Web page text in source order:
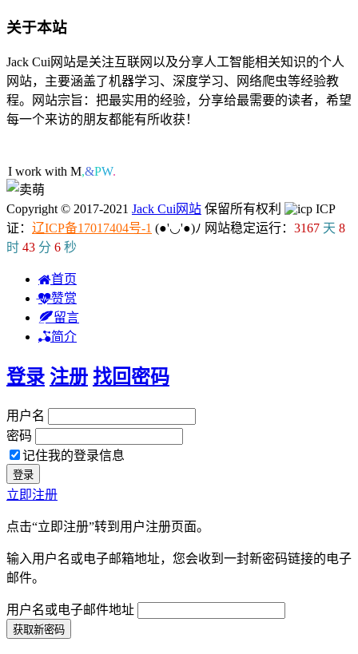
关于本站
Jack Cui网站是关注互联网以及分享人工智能相关知识的个人
网站，主要涵盖了机器学习、深度学习、网络爬虫等经验教
程。网站宗旨：把最实用的经验，分享给最需要的读者，希望
每一个来访的朋友都能有所收获！
I work with fQv(w
Copyright © 2017-2021 Jack Cui网站 保留所有权利
ICP
证： 辽ICP备17017404号-1 (●'◡'●)ﾉ 网站稳定运行： 3167 天 8
时 43 分 7 秒
首页
赞赏
留言
简介
登录 注册 找回密码
用户名
密码
记住我的登录信息
立即注册
点击“立即注册”转到用户注册页面。
输入用户名或电子邮箱地址，您会收到一封新密码链接的电子
邮件。
用户名或电子邮件地址